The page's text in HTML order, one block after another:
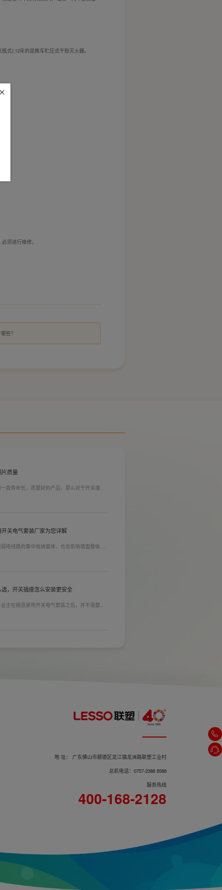
式);12年的是推车贮压式干粉灭火器。
须进行维修。
些？
片质量
款寿命长，质量好的产品，那么对于开关插座
间距越宽二三插同时插入越方便)。
关电气套装厂家为您详解
电线路的集中收纳载体，也会影响墙面整体装
开关电气套装厂家，可以同时搞定开关插座、
，开关插座怎么安装更安全
主在挑选家用开关电气套装之后，并不清楚插
地 址： 广东佛山市顺德区龙江镇龙洲路联塑工业村
总机电话：0757-2388 8588
服务热线
400-168-2128